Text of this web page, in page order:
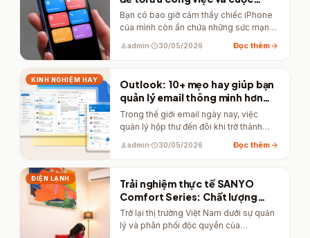
sống
Bạn có bao giờ cảm thấy chiếc iPhone
của mình còn ẩn chứa những sức mạnh
personadmin schedule30/05/2026 Đọc thêm arrow_forward
KINH NGHIỆM HAY
Outlook: 10+ mẹo hay giúp bạn
quản lý email thông minh hơn
Gmail.
Trong thế giới email ngày nay, việc
quản lý hộp thư đến đôi khi trở thành
personadmin schedule30/05/2026 Đọc thêm arrow_forward
ĐIỆN LẠNH
Trải nghiệm thực tế SANYO
Comfort Series: Chất lượng
“chuẩn Nhật” có như kỳ vọng?
Trở lại thị trường Việt Nam dưới sự quản
lý và phân phối độc quyền của